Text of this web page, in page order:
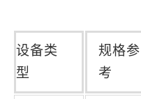
设备类
型
规格参
考